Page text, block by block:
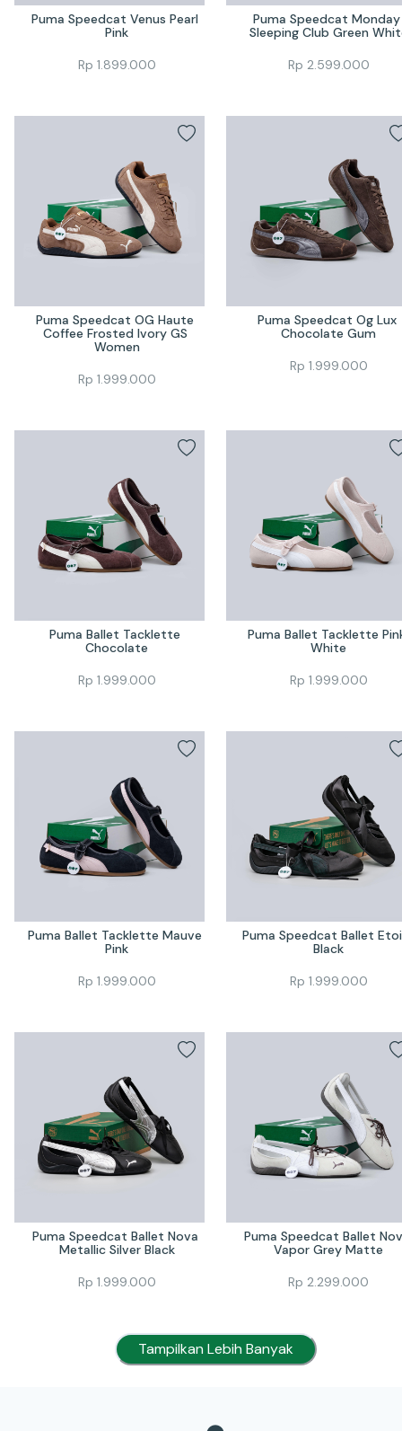
Puma Speedcat Venus Pearl
Pink
Rp 1.899.000
Puma Speedcat Monday
Sleeping Club Green
Rp 2.599.000
Puma Speedcat OG Haute
Coffee Frosted Ivory GS
Women
Rp 1.999.000
Puma Speedcat Og Lux
Chocolate Gum
Rp 1.999.000
Puma Ballet Tacklette
Chocolate
Rp 1.999.000
Puma Ballet Tacklette
White
Rp 1.999.000
Puma Ballet Tacklette Mauve
Pink
Rp 1.999.000
Puma Speedcat Ballet
Black
Rp 1.999.000
Puma Speedcat Ballet Nova
Metallic Silver Black
Rp 1.999.000
Puma Speedcat Ballet
Vapor Grey Matte
Rp 2.299.000
Tampilkan Lebih Banyak